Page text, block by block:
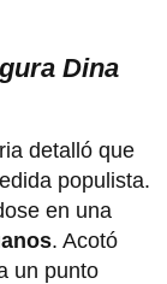
Dina
detalló que
populista.
en una
. Acotó
un punto